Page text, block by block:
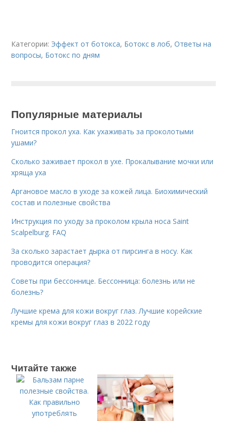
Категории: Эффект от ботокса, Ботокс в лоб,Ответы на
вопросы, Ботокс по дням
Популярные материалы
Гноится прокол уха. Как ухаживать за проколотыми
ушами?
Сколько заживает прокол в ухе. Прокалывание мочки или
хряща уха
Аргановое масло в уходе за кожей лица. Биохимический
состав и полезные свойства
Инструкция по уходу за проколом крыла носа Saint
Scalpelburg. FAQ
За сколько зарастает дырка от пирсинга в носу. Как
проводится операция?
Советы при бессоннице. Бессонница: болезнь или не
болезнь?
Лучшие крема для кожи вокруг глаз. Лучшие корейские
кремы для кожи вокруг глаз в 2022 году
Читайте также